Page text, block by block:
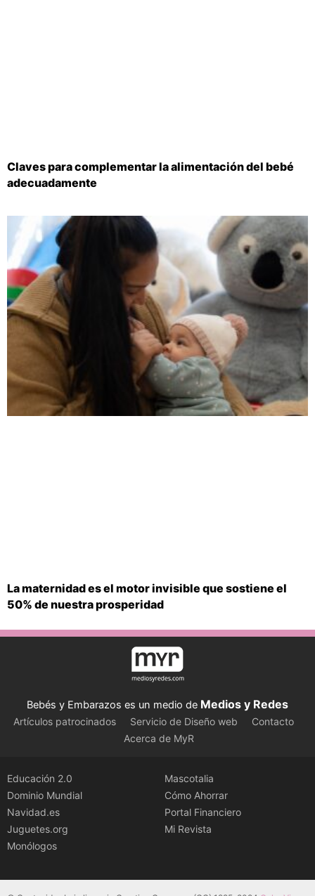
Claves para complementar la alimentación del bebé
adecuadamente
La maternidad es el motor invisible que sostiene el
50% de nuestra prosperidad
Bebés y Embarazos es un medio de Medios y Redes
Artículos patrocinados Servicio de Diseño web
Contacto
Acerca de MyR
Educación 2.0
Dominio Mundial
Navidad.es
Juguetes.org
Monólogos
Mascotalia
Cómo Ahorrar
Portal Financiero
Mi Revista